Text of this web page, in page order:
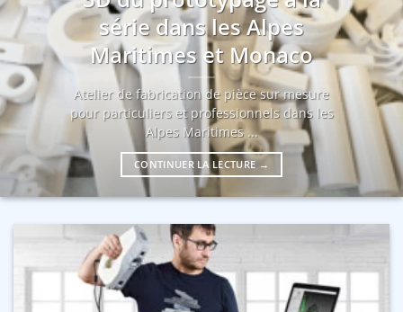
série dans les Alpes
Maritimes et Monaco
Atelier de fabrication de pièce sur mesure
pour particuliers et professionnels dans les
Alpes Maritimes ...
CONTINUER LA LECTURE →